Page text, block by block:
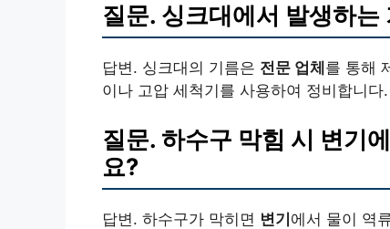
질문. 싱크대에서 발생하는
답변. 싱크대의 기름은 전문 업체 를 통해
이나 고압 세척기를 사용하여 정비합니
질문. 하수구 막힘 시 변기
요?
답변. 하수구가 막히면 변기에서 물이 역